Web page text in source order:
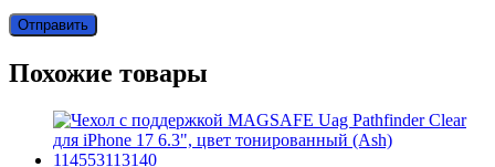
Похожие товары